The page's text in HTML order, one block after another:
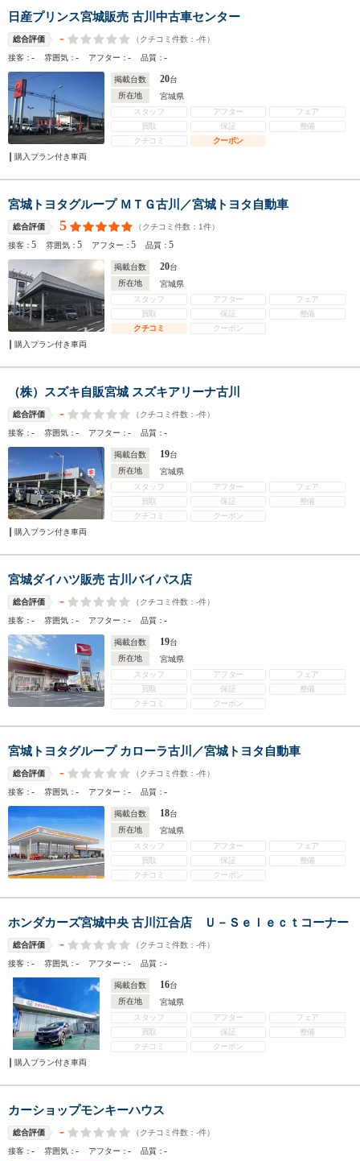
日産プリンス宮城販売 古川中古車センター
総合評価 - （クチコミ件数： -件）
接客：- 雰囲気：- アフター：- 品質：-
掲載台数 20台
所在地
宮城県
スタッフ
アフター
フェア
買取
保証
整備
クチコミ
クーポン
購入プラン付き車両
宮城トヨタグループ ＭＴＧ古川／宮城トヨタ自動車
総合評価 5 （クチコミ件数： 1件）
接客：5 雰囲気：5 アフター：5 品質：5
掲載台数 20台
所在地
宮城県
スタッフ
アフター
フェア
買取
保証
整備
クチコミ
クーポン
購入プラン付き車両
（株）スズキ自販宮城 スズキアリーナ古川
総合評価 - （クチコミ件数： -件）
接客：- 雰囲気：- アフター：- 品質：-
掲載台数 19台
所在地
宮城県
スタッフ
アフター
フェア
買取
保証
整備
クチコミ
クーポン
購入プラン付き車両
宮城ダイハツ販売 古川バイパス店
総合評価 - （クチコミ件数： -件）
接客：- 雰囲気：- アフター：- 品質：-
掲載台数 19台
所在地
宮城県
スタッフ
アフター
フェア
買取
保証
整備
クチコミ
クーポン
宮城トヨタグループ カローラ古川／宮城トヨタ自動車
総合評価 - （クチコミ件数： -件）
接客：- 雰囲気：- アフター：- 品質：-
掲載台数 18台
所在地
宮城県
スタッフ
アフター
フェア
買取
保証
整備
クチコミ
クーポン
ホンダカーズ宮城中央 古川江合店 Ｕ－Ｓｅｌｅｃｔコーナー
総合評価 - （クチコミ件数： -件）
接客：- 雰囲気：- アフター：- 品質：-
掲載台数 16台
所在地
宮城県
スタッフ
アフター
フェア
買取
保証
整備
クチコミ
クーポン
購入プラン付き車両
カーショップモンキーハウス
総合評価 - （クチコミ件数： -件）
接客：- 雰囲気：- アフター：- 品質：-